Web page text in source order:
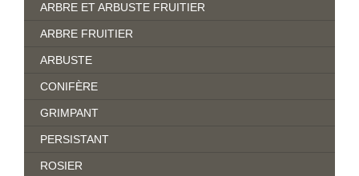
ARBRE ET ARBUSTE FRUITIER
ARBRE FRUITIER
ARBUSTE
CONIFÈRE
GRIMPANT
PERSISTANT
ROSIER